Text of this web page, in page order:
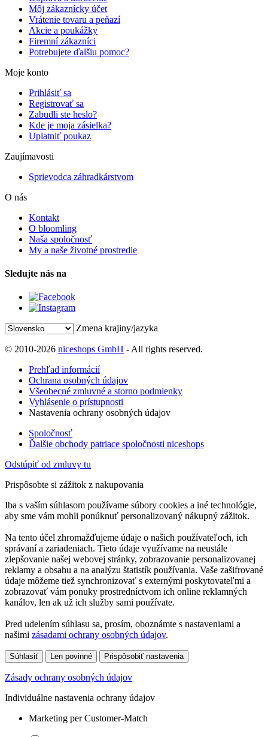
Môj zákaznícky účet
Vrátenie tovaru a peňazí
Akcie a poukážky
Firemní zákazníci
Potrebujete ďalšiu pomoc?
Moje konto
Prihlásiť sa
Registrovať sa
Zabudli ste heslo?
Kde je moja zásielka?
Uplatniť poukaz
Zaujímavosti
Sprievodca záhradkárstvom
O nás
Kontakt
O bloomling
Naša spoločnosť
My a naše životné prostredie
Sledujte nás na
Zmena krajiny/jazyka
© 2010-2026 niceshops GmbH - All rights reserved.
Prehľad informácií
Ochrana osobných údajov
Všeobecné zmluvné a storno podmienky
Vyhlásenie o prístupnosti
Nastavenia ochrany osobných údajov
Spoločnosť
Ďalšie obchody patriace spoločnosti niceshops
Odstúpiť od zmluvy tu
Prispôsobte si zážitok z nakupovania
Iba s vaším súhlasom používame súbory cookies a iné technológie,
aby sme vám mohli ponúknuť personalizovaný nákupný zážitok.
Na tento účel zhromažďujeme údaje o našich používateľoch, ich
správaní a zariadeniach. Tieto údaje využívame na neustále
zlepšovanie našej webovej stránky, zobrazovanie personalizovanej
reklamy a obsahu a na analýzu štatistík používania. Vaše zašifrované
údaje môžeme tiež synchronizovať s externými poskytovateľmi a
zobrazovať vám ponuky prostredníctvom ich online reklamných
kanálov, len ak už ich služby sami používate.
Pred udelením súhlasu sa, prosím, oboznámte s nastaveniami a
našimi zásadami ochrany osobných údajov.
Súhlasiť Len povinné Prispôsobiť nastavenia
Zásady ochrany osobných údajov
Individuálne nastavenia ochrany údajov
Marketing per Customer-Match